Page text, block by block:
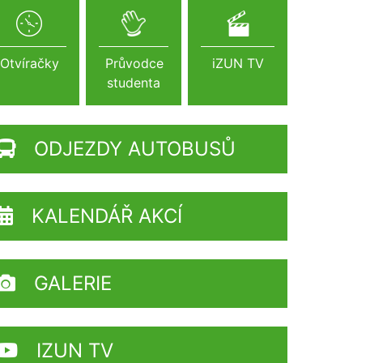
Otvíračky
Průvodce
studenta
iZUN TV
ODJEZDY AUTOBUSŮ
KALENDÁŘ AKCÍ
GALERIE
IZUN TV